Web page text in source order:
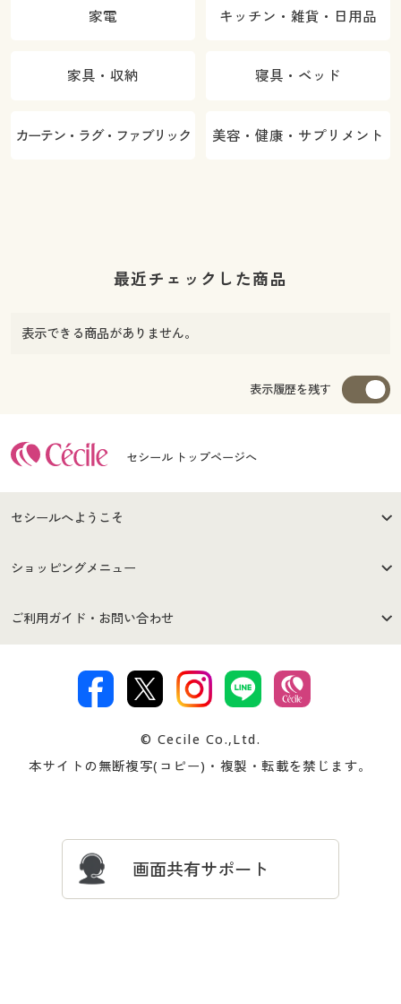
家電 キッチン・雑貨・日用品
家具・収納 寝具・ベッド
カーテン・ラグ・ファブリック 美容・健康・サプリメント
最近チェックした商品
表示できる商品がありません。
表示履歴を残す
セシール トップページへ
セシールへようこそ
はじめての方へ
セシールご利用規約
著作権・商標について 会社案内
ショッピングメニュー
商品カテゴリ
プレゼント＆キャンペーン サイトマップ
ご利用ガイド・お問い合わせ
交換・返品は お支払は
ついて
忘れの場合
© Cecile Co.,Ltd.
本サイトの無断複写(コピー)・複製・転載を禁じます。
画面共有サポート